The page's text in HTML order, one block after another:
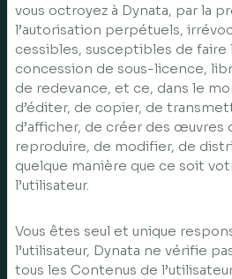
vous octroyez à Dynata, par la
l’autorisation perpétuels,
cessibles, susceptibles de faire
concession de sous-licence,
de redevance, et ce, dans le
d’éditer, de copier, de
d’afficher, de créer des œuvres
reproduire, de modifier, de
quelque manière que ce soit
l’utilisateur.
Vous êtes seul et unique
l’utilisateur, Dynata ne vérifie
tous les Contenus de